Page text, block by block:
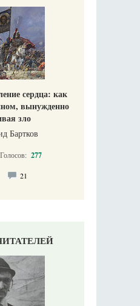
сердца: как
вынужденно
зло
Бартков
Голосов: 277
21